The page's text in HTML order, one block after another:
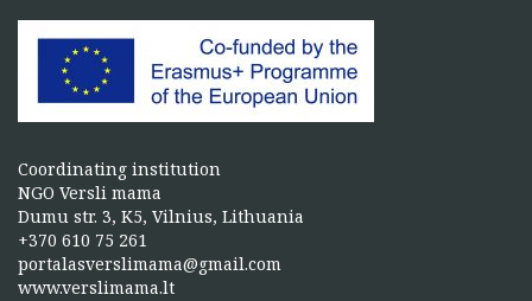
Coordinating institution
NGO Versli mama
Dumu str. 3, K5, Vilnius, Lithuania
+370 610 75 261
portalasverslimama@gmail.com
www.verslimama.lt